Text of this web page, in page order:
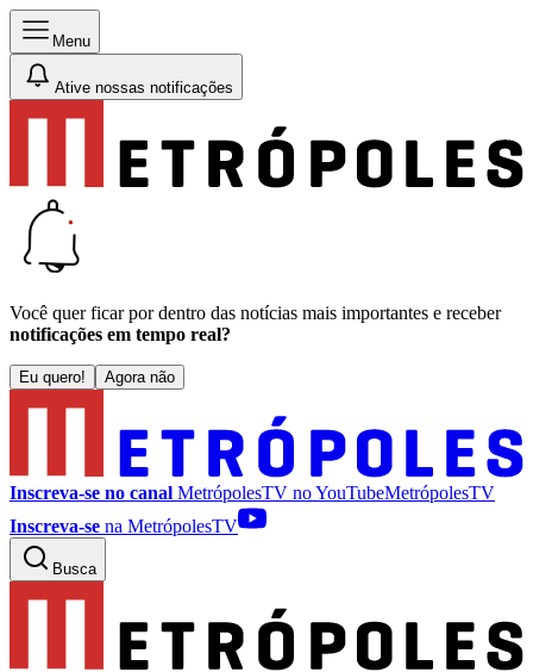
Menu
Ative nossas notificações
Você quer ficar por dentro das notícias mais importantes e receber
notificações em tempo real?
Eu quero! Agora não
Inscreva-se no canal MetrópolesTV noYouTubeMetrópolesTV
Inscreva-se na MetrópolesTV
Busca